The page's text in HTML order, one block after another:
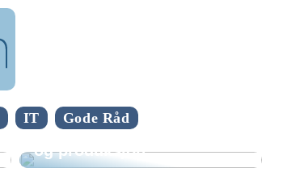
IT Gode Råd
Spennende teknologi
fornyer mekanisk industri
og produksjon